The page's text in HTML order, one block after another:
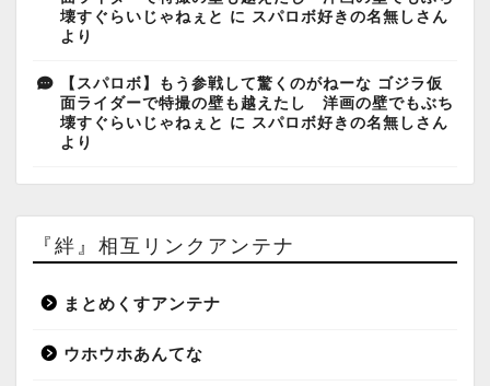
壊すぐらいじゃねぇと に スパロボ好きの名無しさん
より
【スパロボ】もう参戦して驚くのがねーな ゴジラ仮
面ライダーで特撮の壁も越えたし 洋画の壁でもぶち
壊すぐらいじゃねぇと に スパロボ好きの名無しさん
より
『絆』相互リンクアンテナ
まとめくすアンテナ
ウホウホあんてな